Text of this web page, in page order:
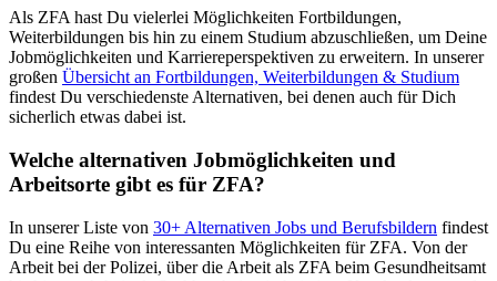
Als ZFA hast Du vielerlei Möglichkeiten Fortbildungen,
Weiterbildungen bis hin zu einem Studium abzuschließen, um Deine
Jobmöglichkeiten und Karriereperspektiven zu erweitern. In unserer
großen Übersicht an Fortbildungen, Weiterbildungen & Studium
findest Du verschiedenste Alternativen, bei denen auch für Dich
sicherlich etwas dabei ist.
Welche alternativen Jobmöglichkeiten und
Arbeitsorte gibt es für ZFA?
In unserer Liste von 30+ Alternativen Jobs und Berufsbildern findest
Du eine Reihe von interessanten Möglichkeiten für ZFA. Von der
Arbeit bei der Polizei, über die Arbeit als ZFA beim Gesundheitsamt